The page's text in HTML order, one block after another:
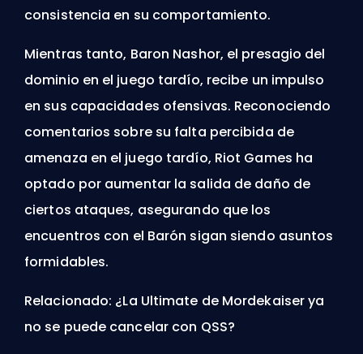
consistencia en su comportamiento.
Mientras tanto, Baron Nashor, el presagio del
dominio en el juego tardío, recibe un impulso
en sus capacidades ofensivas. Reconociendo
comentarios sobre su falta percibida de
amenaza en el juego tardío, Riot Games ha
optado por aumentar la salida de daño de
ciertos ataques, asegurando que los
encuentros con el Barón sigan siendo asuntos
formidables.
Relacionado: ¿La Ultimate de Mordekaiser ya
no se puede cancelar con QSS?